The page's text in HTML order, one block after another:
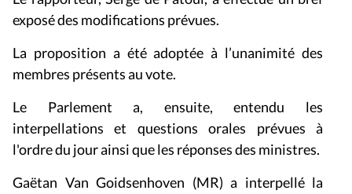
exposé des modifications prévues.
La proposition a été adoptée à l’unanimité des
membres présents au vote.
Le Parlement a, ensuite, entendu les
interpellations et questions orales prévues à
l'ordre du jour ainsi que les réponses des ministres.
Gaëtan Van Goidsenhoven (MR) a interpellé la